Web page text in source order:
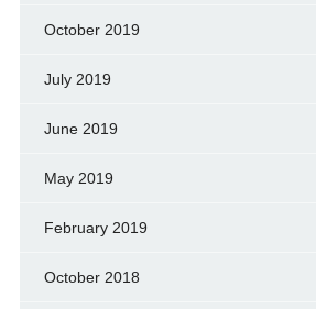
October 2019
July 2019
June 2019
May 2019
February 2019
October 2018